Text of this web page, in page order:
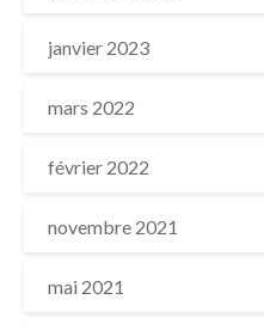
janvier 2023
mars 2022
février 2022
novembre 2021
mai 2021